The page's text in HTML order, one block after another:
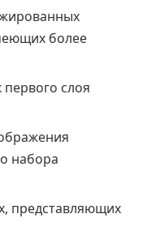
более
слоя
набора
представляющих